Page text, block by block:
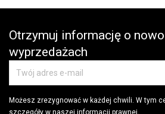
Otrzymuj informację o
wyprzedażach
Możesz zrezygnować w każdej chwili. W tym
szczegóły w naszej informacji prawnej.